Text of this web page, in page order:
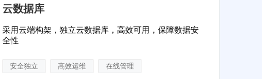
云数据库
采用云端构架，独立云数据库，高效可用，保障数据安
全性
安全独立 高效运维 在线管理